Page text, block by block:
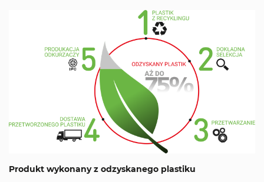
Produkt wykonany z odzyskanego plastiku